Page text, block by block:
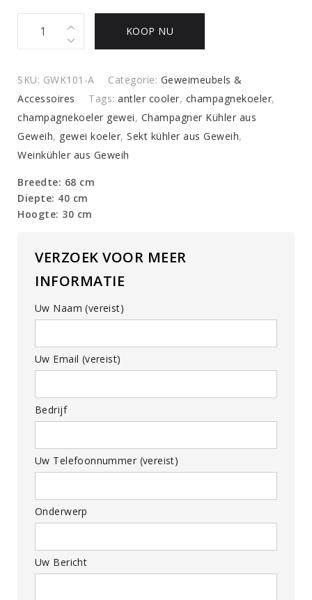
Champagnekoeler
KOOP NU
SKU: GWK101-A Categorie: Geweimeubels &
Accessoires
Tags: antler cooler, champagnekoeler,
champagnekoeler gewei, Champagner Kühler aus
Geweih, gewei koeler, Sekt kühler aus Geweih,
Weinkühler aus Geweih
Breedte: 68 cm
Diepte: 40 cm
Hoogte: 30 cm
VERZOEK VOOR MEER
INFORMATIE
Uw Naam (vereist)
Uw Email (vereist)
Bedrijf
Uw Telefoonnummer (vereist)
Onderwerp
Uw Bericht